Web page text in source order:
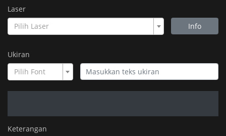
Laser
Pilih Laser
Info
Ukiran
Pilih Font
Keterangan